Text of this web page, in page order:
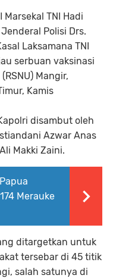
Marsekal TNI Hadi
Polisi Drs.
Laksamana TNI
serbuan vaksinasi
Mangir,
Kamis
disambut oleh
Azwar Anas
Makki Zaini.
Merauke
ditargetkan untuk
tersebar di 45 titik
salah satunya di